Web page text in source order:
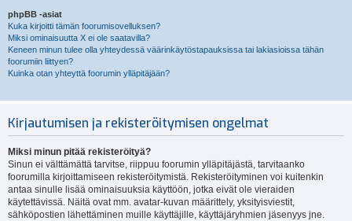
phpBB -asiat
Kuka kirjoitti tämän foorumisovelluksen?
Miksi ominaisuutta X ei ole saatavilla?
Keneen minun tulee olla yhteydessä väärinkäytöstapauksissa tai lakiasioissa tähän
foorumiin liittyen?
Kuinka otan yhteyttä foorumin ylläpitäjään?
Kirjautumisen ja rekisteröitymisen ongelmat
Miksi minun pitää rekisteröityä?
Sinun ei välttämättä tarvitse, riippuu foorumin ylläpitäjästä, tarvitaanko
foorumilla kirjoittamiseen rekisteröitymistä. Rekisteröityminen voi kuitenkin
antaa sinulle lisää ominaisuuksia käyttöön, jotka eivät ole vieraiden
käytettävissä. Näitä ovat mm. avatar-kuvan määrittely, yksityisviestit,
sähköpostien lähettäminen muille käyttäjille, käyttäjäryhmien jäsenyys jne.